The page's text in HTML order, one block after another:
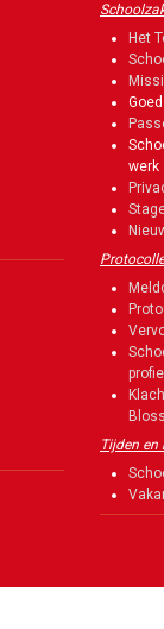
Het
werk
profiel
Tijden en